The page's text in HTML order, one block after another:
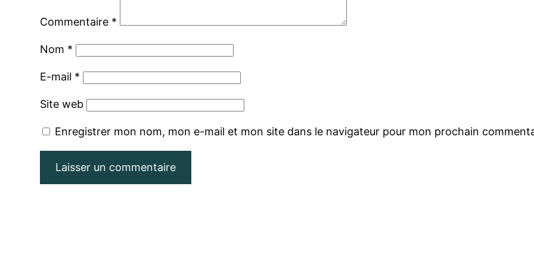
Commentaire *
Nom *
E-mail *
Site web
Enregistrer mon nom, mon e-mail et mon site dans le navigateur pour mon prochain